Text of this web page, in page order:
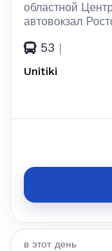
областной
автовокзал
53 |
Unitiki
в этот день